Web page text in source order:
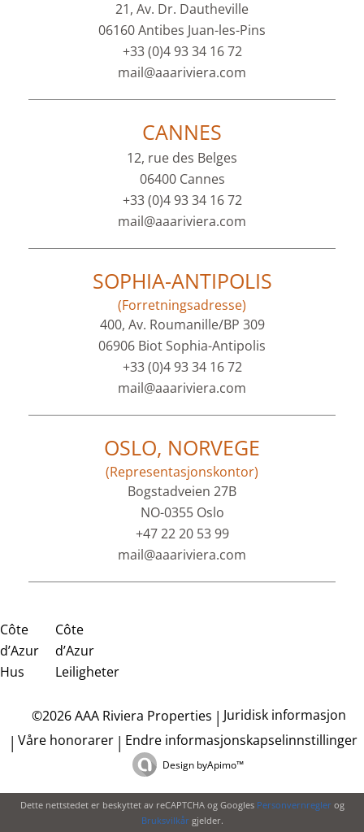
21, Av. Dr. Dautheville
06160 Antibes Juan-les-Pins
+33 (0)4 93 34 16 72
mail@aaariviera.com
CANNES
12, rue des Belges
06400 Cannes
+33 (0)4 93 34 16 72
mail@aaariviera.com
SOPHIA-ANTIPOLIS
(Forretningsadresse)
400, Av. Roumanille/BP 309
06906 Biot Sophia-Antipolis
+33 (0)4 93 34 16 72
mail@aaariviera.com
OSLO, NORVEGE
(Representasjonskontor)
Bogstadveien 27B
NO-0355 Oslo
+47 22 20 53 99
mail@aaariviera.com
Côte
d’Azur
Hus
Côte
d’Azur
Leiligheter
©2026 AAA Riviera Properties
Juridisk informasjon
Våre honorarer
Endre informasjonskapselinnstillinger
Design byApimo™
Dette nettstedet er beskyttet av reCAPTCHA og Googles Personvernreglerog
Bruksvilkårgjelder.